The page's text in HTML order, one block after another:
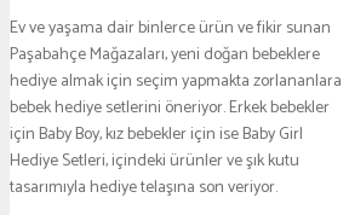
Ev ve yaşama dair binlerce ürün ve fikir sunan
Paşabahçe Mağazaları, yeni doğan bebeklere
hediye almak için seçim yapmakta zorlananlara
bebek hediye setlerini öneriyor. Erkek bebekler
için Baby Boy, kız bebekler için ise Baby Girl
Hediye Setleri, içindeki ürünler ve şık kutu
tasarımıyla hediye telaşına son veriyor.